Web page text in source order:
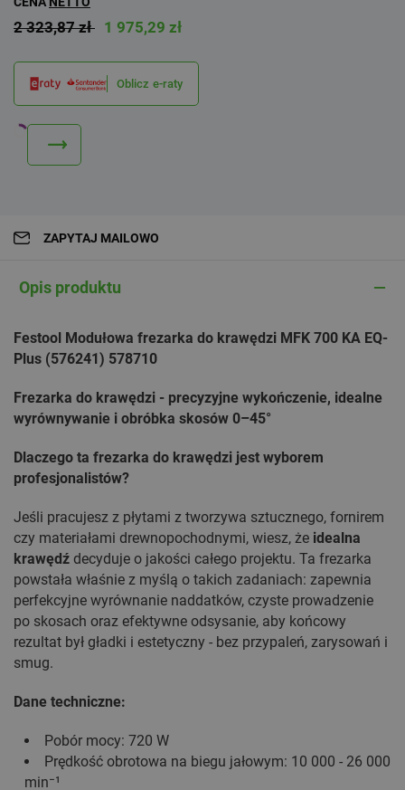
2 323,87 zł 1 975,29 zł
Oblicz e-raty
ZAPYTAJ MAILOWO
Opis produktu
Festool Modułowa frezarka do krawędzi MFK 700 KA EQ-
Plus (576241) 578710
Frezarka do krawędzi - precyzyjne wykończenie, idealne
wyrównywanie i obróbka skosów 0–45°
Dlaczego ta frezarka do krawędzi jest wyborem
profesjonalistów?
Jeśli pracujesz z płytami z tworzywa sztucznego, fornirem
czy materiałami drewnopochodnymi, wiesz, że idealna
krawędź decyduje o jakości całego projektu. Ta frezarka
powstała właśnie z myślą o takich zadaniach: zapewnia
perfekcyjne wyrównanie naddatków, czyste prowadzenie
po skosach oraz efektywne odsysanie, aby końcowy
rezultat był gładki i estetyczny - bez przypaleń, zarysowań i
smug.
Dane techniczne:
Pobór mocy: 720 W
Prędkość obrotowa na biegu jałowym: 10 000 - 26 000
min⁻¹